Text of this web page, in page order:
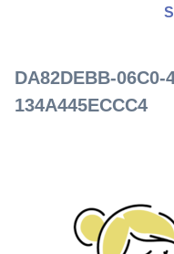
DA82DEBB-06C0-
134A445ECCC4